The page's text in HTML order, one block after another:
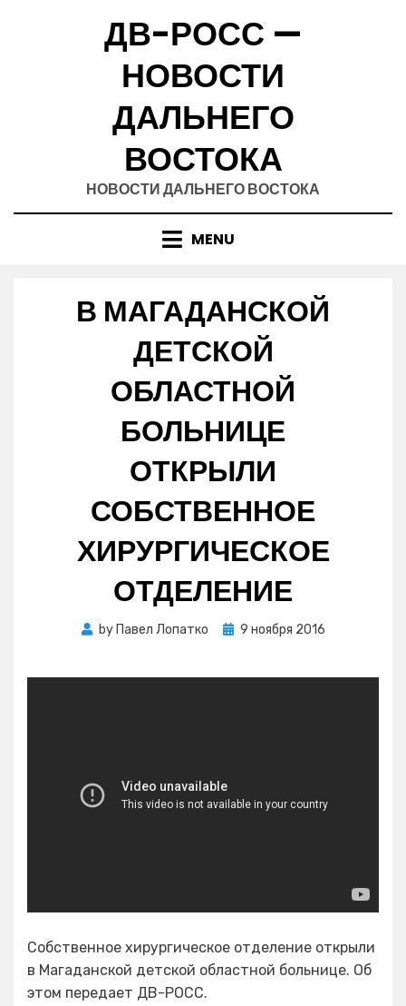
ДВ-РОСС —
НОВОСТИ
ДАЛЬНЕГО
ВОСТОКА
НОВОСТИ ДАЛЬНЕГО ВОСТОКА
MENU
В МАГАДАНСКОЙ
ДЕТСКОЙ
ОБЛАСТНОЙ
БОЛЬНИЦЕ
ОТКРЫЛИ
СОБСТВЕННОЕ
ХИРУРГИЧЕСКОЕ
ОТДЕЛЕНИЕ
by Павел Лопатко
Posted
9 ноября 2016
Собственное хирургическое отделение открыли
в Магаданской детской областной больнице. Об
этом передает ДВ-РОСС.